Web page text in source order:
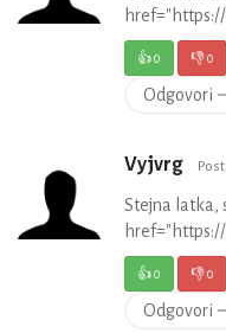
👍0 👎0
Odgovori
Vyjvrg
Stejna latka,
👍0 👎0
Odgovori